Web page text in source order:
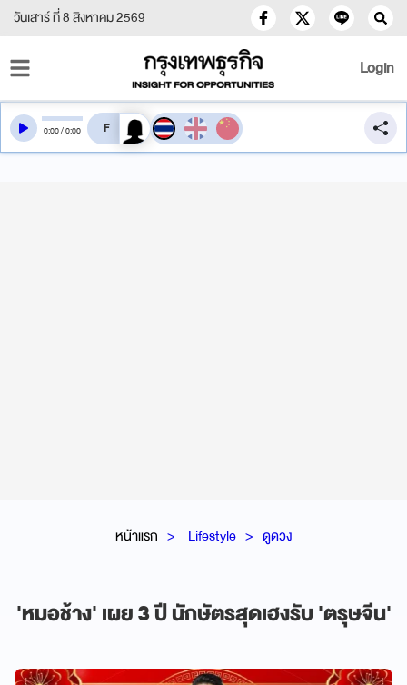
วันเสาร์ ที่ 8 สิงหาคม 2569
Login
หน้าแรก Lifestyle ดูดวง
'หมอช้าง' เผย 3 ปี นักษัตรสุดเฮงรับ 'ตรุษจีน'
0:00/0:00 สลับเสียงอ่าน